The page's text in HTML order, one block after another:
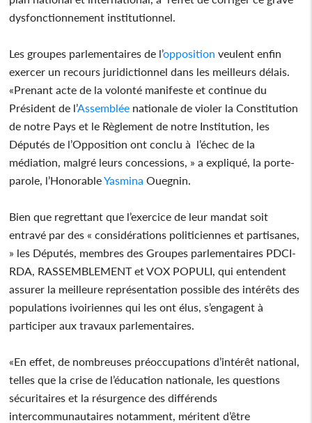
dysfonctionnement institutionnel.
Les groupes parlementaires de l’opposition veulent enfin
exercer un recours juridictionnel dans les meilleurs délais.
«Prenant acte de la volonté manifeste et continue du
Président de l’Assemblée nationale de violer la Constitution
de notre Pays et le Règlement de notre Institution, les
Députés de l’Opposition ont conclu à l’échec de la
médiation, malgré leurs concessions, » a expliqué, la porte-
parole, l’HonorableYasmina Ouegnin.
Bien que regrettant que l’exercice de leur mandat soit
entravé par des « considérations politiciennes et partisanes,
» les Députés, membres des Groupes parlementaires PDCI-
RDA, RASSEMBLEMENT et VOX POPULI, qui entendent
assurer la meilleure représentation possible des intérêts des
populations ivoiriennes qui les ont élus, s’engagent à
participer aux travaux parlementaires.
«En effet, de nombreuses préoccupations d’intérêt national,
telles que la crise de l’éducation nationale, les questions
sécuritaires et la résurgence des différends
intercommunautaires notamment, méritent d’être